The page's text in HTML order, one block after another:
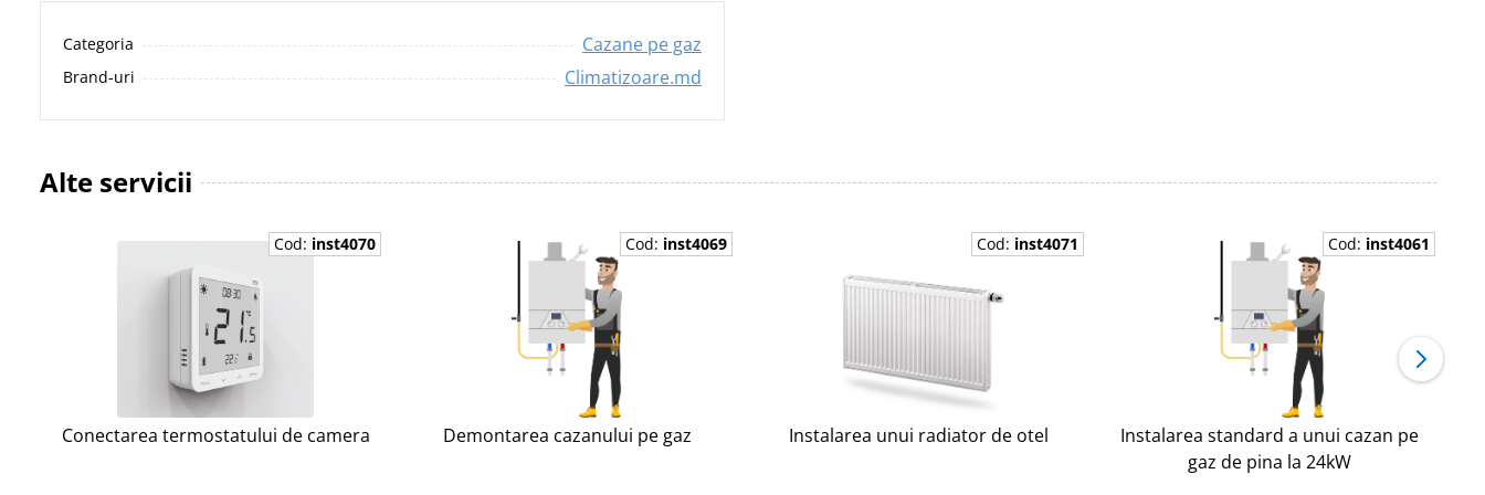
Categoria Cazane pe gaz
Brand-uri Climatizoare.md
Alte servicii
Cod: inst4070
Conectarea termostatului de camera
Cod: inst4069
Demontarea cazanului pe gaz
Cod: inst4071
Instalarea unui radiator de otel
Cod: inst4061
Instalarea standard a unui cazan pe
gaz de pina la 24kW